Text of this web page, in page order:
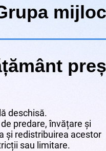
deschisă.
predare, învățare și
și redistribuirea acestor
sau limitare.